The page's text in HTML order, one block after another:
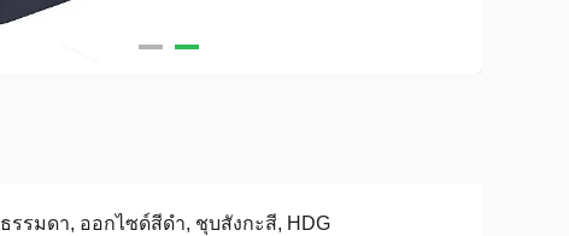
ธรรมดา, ออกไซด์สีดำ, ชุบสังกะสี, HDG